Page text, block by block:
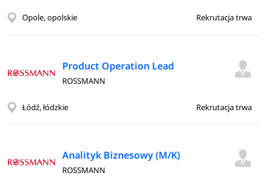
Opole, opolskie Rekrutacja trwa
Product Operation Lead
ROSSMANN
Łódź, łódzkie Rekrutacja trwa
Analityk Biznesowy (M/K)
ROSSMANN